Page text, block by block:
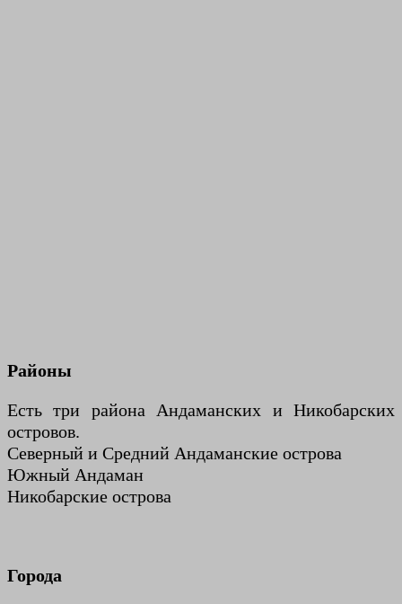
Районы
Есть три района Андаманских и Никобарских
островов.
Северный и Средний Андаманские острова
Южный Андаман
Никобарские острова
Города